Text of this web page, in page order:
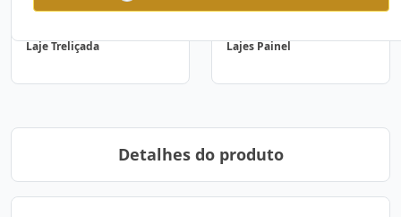
Laje Treliçada Lajes Painel
Detalhes do produto